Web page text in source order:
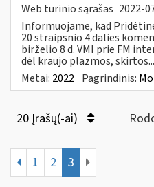
Web turinio sąrašas 2022-
Informuojame, kad
20 straipsnio 4 dalies
birželio 8 d. VMI prie FM
dėl kraujo plazmos, skirtos...
Metai: 2022 Pagrindinis:
20 Įrašų(-ai)
1 2 3